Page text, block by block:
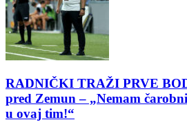
RADNIČKI TRAŽI PRVE
pred Zemun – „Nemam
u ovaj tim!“